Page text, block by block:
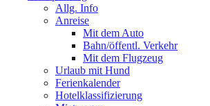
Allg. Info
Anreise
Mit dem Auto
Bahn/öffentl. Verkehr
Mit dem Flugzeug
Urlaub mit Hund
Ferienkalender
Hotelklassifizierung